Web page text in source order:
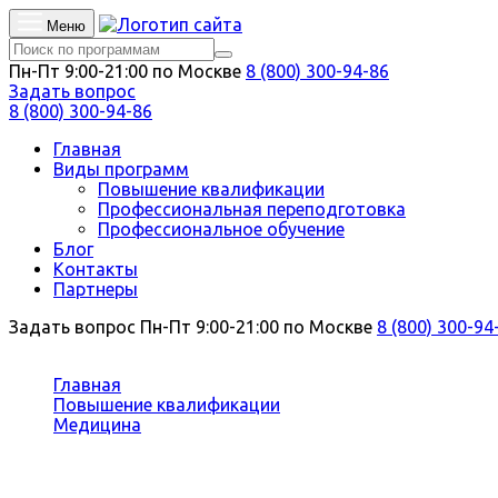
Меню
Пн-Пт 9:00-21:00 по Москве 8 (800) 300-94-86
Задать вопрос
8 (800) 300-94-86
Главная
Виды программ
Повышение квалификации
Профессиональная переподготовка
Профессиональное обучение
Блог
Контакты
Партнеры
Задать вопрос Пн-Пт 9:00-21:00 по Москве 8 (800) 300-
Главная
Повышение квалификации
Медицина